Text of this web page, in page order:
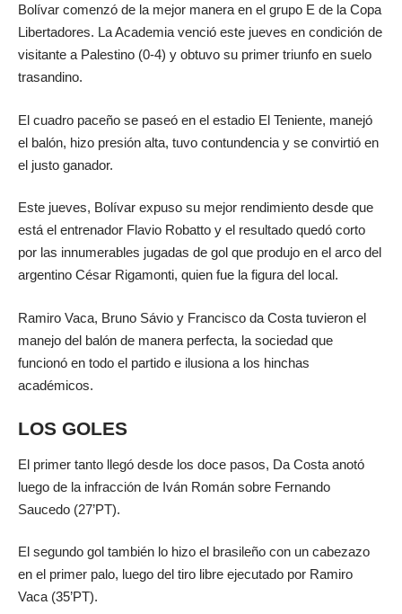
Bolívar comenzó de la mejor manera en el grupo E de la Copa
Libertadores. La Academia venció este jueves en condición de
visitante a Palestino (0-4) y obtuvo su primer triunfo en suelo
trasandino.
El cuadro paceño se paseó en el estadio El Teniente, manejó
el balón, hizo presión alta, tuvo contundencia y se convirtió en
el justo ganador.
Este jueves, Bolívar expuso su mejor rendimiento desde que
está el entrenador Flavio Robatto y el resultado quedó corto
por las innumerables jugadas de gol que produjo en el arco del
argentino César Rigamonti, quien fue la figura del local.
Ramiro Vaca, Bruno Sávio y Francisco da Costa tuvieron el
manejo del balón de manera perfecta, la sociedad que
funcionó en todo el partido e ilusiona a los hinchas
académicos.
LOS GOLES
El primer tanto llegó desde los doce pasos, Da Costa anotó
luego de la infracción de Iván Román sobre Fernando
Saucedo (27’PT).
El segundo gol también lo hizo el brasileño con un cabezazo
en el primer palo, luego del tiro libre ejecutado por Ramiro
Vaca (35’PT).